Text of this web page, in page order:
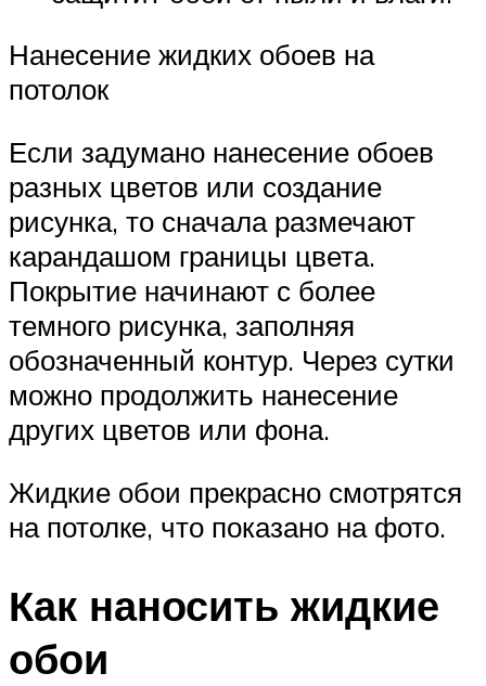
Нанесение жидких обоев на
потолок
Если задумано нанесение обоев
разных цветов или создание
рисунка, то сначала размечают
карандашом границы цвета.
Покрытие начинают с более
темного рисунка, заполняя
обозначенный контур. Через сутки
можно продолжить нанесение
других цветов или фона.
Жидкие обои прекрасно смотрятся
на потолке, что показано на фото.
Как наносить жидкие
обои